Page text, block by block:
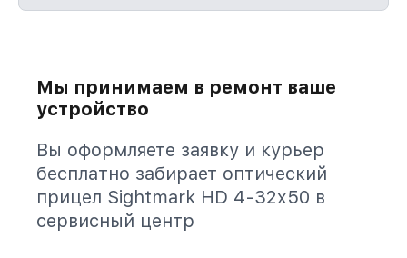
Мы принимаем в ремонт ваше
устройство
Вы оформляете заявку и курьер
бесплатно забирает оптический
прицел Sightmark HD 4-32x50 в
сервисный центр